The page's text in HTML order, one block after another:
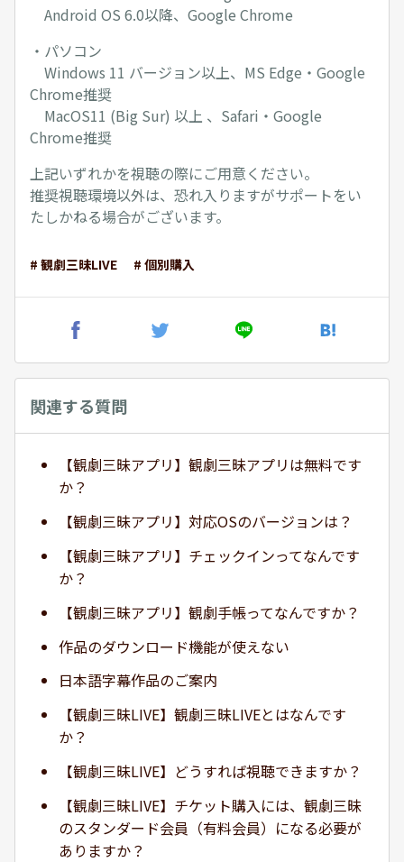
Android OS 6.0以降、Google Chrome
・パソコン
Windows 11 バージョン以上、MS Edge・Google
Chrome推奨
MacOS11 (Big Sur) 以上 、Safari・Google
Chrome推奨
上記いずれかを視聴の際にご用意ください。
推奨視聴環境以外は、恐れ入りますがサポートをい
たしかねる場合がございます。
# 観劇三昧LIVE # 個別購入
関連する質問
【観劇三昧アプリ】観劇三昧アプリは無料です
か？
【観劇三昧アプリ】対応OSのバージョンは？
【観劇三昧アプリ】チェックインってなんです
か？
【観劇三昧アプリ】観劇手帳ってなんですか？
作品のダウンロード機能が使えない
日本語字幕作品のご案内
【観劇三昧LIVE】観劇三昧LIVEとはなんです
か？
【観劇三昧LIVE】どうすれば視聴できますか？
【観劇三昧LIVE】チケット購入には、観劇三昧
のスタンダード会員（有料会員）になる必要が
ありますか？